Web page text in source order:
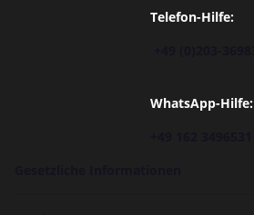
Telefon-Hilfe:
WhatsApp-Hilfe: